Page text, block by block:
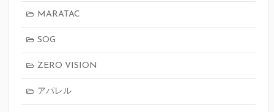
MARATAC
SOG
ZERO VISION
アパレル